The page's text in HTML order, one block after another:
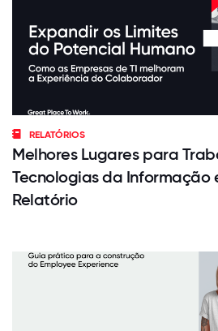
RELATÓRIOS
Melhores Lugares para
Tecnologias da Informação
Relatório